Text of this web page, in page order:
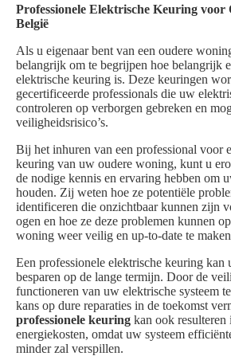
Professionele Elektrische Keuring voor
België
Als u eigenaar bent van een oudere
belangrijk om te begrijpen hoe belangrijk
elektrische keuring is. Deze keuringen
gecertificeerde professionals die uw
controleren op verborgen gebreken en
veiligheidsrisico’s.
Bij het inhuren van een professional voor
keuring van uw oudere woning, kunt u
de nodige kennis en ervaring hebben om
houden. Zij weten hoe ze potentiële
identificeren die onzichtbaar kunnen zijn
ogen en hoe ze deze problemen kunnen
woning weer veilig en up-to-date te
Een professionele elektrische keuring kan
besparen op de lange termijn. Door de
functioneren van uw elektrische systeem
kans op dure reparaties in de toekomst
professionele keuring kan ook resulteren
energiekosten, omdat uw systeem
minder zal verspillen.